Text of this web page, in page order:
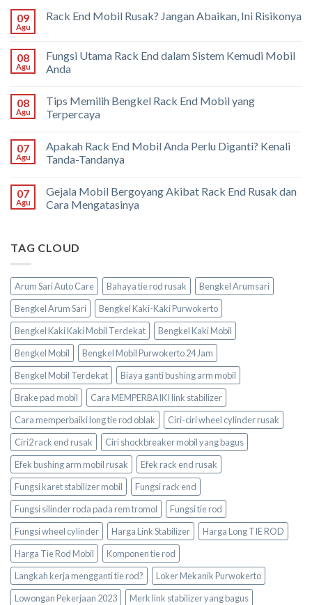
09
Agu
Rack End Mobil Rusak? Jangan Abaikan, Ini Risikonya
08
Agu
Fungsi Utama Rack End dalam Sistem Kemudi Mobil
Anda
08
Agu
Tips Memilih Bengkel Rack End Mobil yang
Terpercaya
07
Agu
Apakah Rack End Mobil Anda Perlu Diganti? Kenali
Tanda-Tandanya
07
Agu
Gejala Mobil Bergoyang Akibat Rack End Rusak dan
Cara Mengatasinya
TAG CLOUD
Arum Sari Auto Care Bahaya tie rod rusak
Bengkel Arumsari
Bengkel Arum Sari
Bengkel Kaki-Kaki Purwokerto
Bengkel Kaki Kaki Mobil Terdekat
Bengkel Kaki Mobil
Bengkel Mobil
Bengkel Mobil Purwokerto 24 Jam
Bengkel Mobil Terdekat
Biaya ganti bushing arm mobil
Brake pad mobil
Cara MEMPERBAIKI link stabilizer
Cara memperbaiki long tie rod oblak
Ciri-ciri wheel cylinder rusak
Ciri2 rack end rusak
Ciri shockbreaker mobil yang bagus
Efek bushing arm mobil rusak
Efek rack end rusak
Fungsi karet stabilizer mobil
Fungsi rack end
Fungsi silinder roda pada rem tromol
Fungsi tie rod
Fungsi wheel cylinder
Harga Link Stabilizer
Harga Long TIE ROD
Harga Tie Rod Mobil
Komponen tie rod
Langkah kerja mengganti tie rod?
Loker Mekanik Purwokerto
Lowongan Pekerjaan 2023
Merk link stabilizer yang bagus